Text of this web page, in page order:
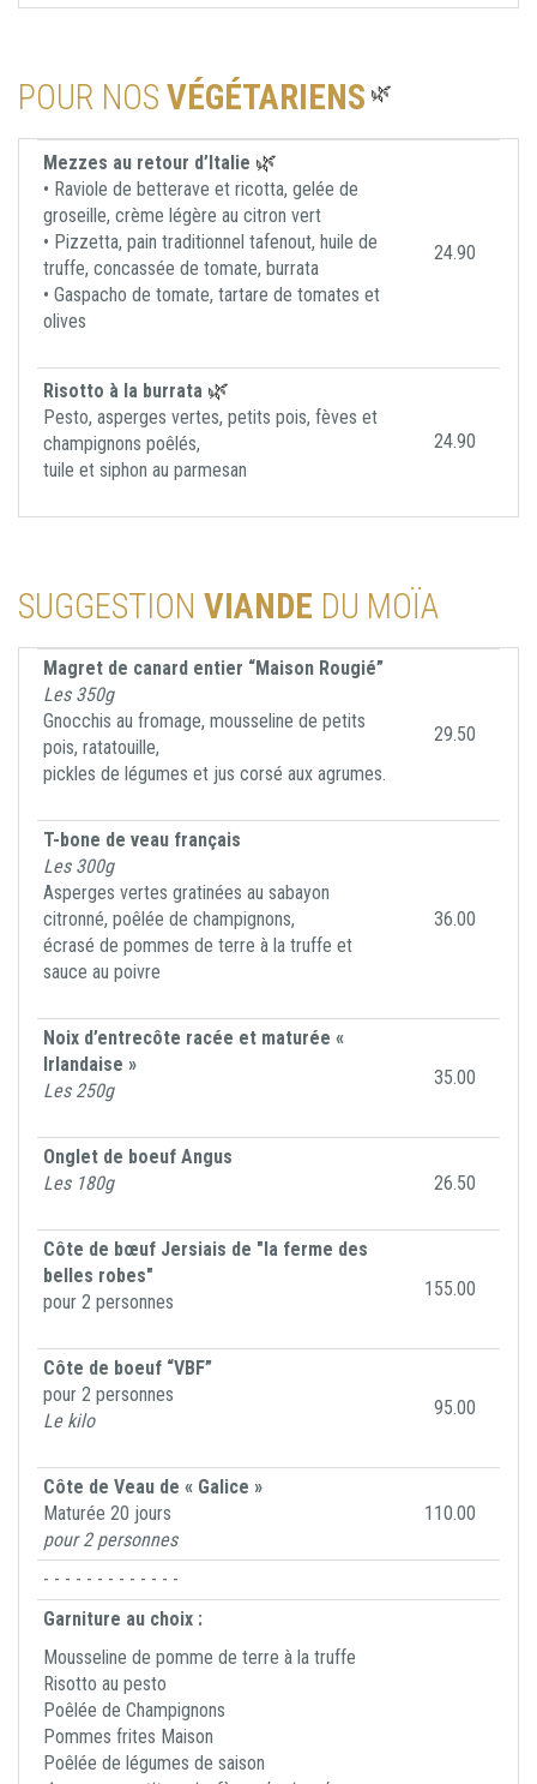
POUR NOS VÉGÉTARIENS 🌿
Mezzes au retour d’Italie 🌿
• Raviole de betterave et ricotta, gelée de
groseille, crème légère au citron vert
• Pizzetta, pain traditionnel tafenout, huile de
truffe, concassée de tomate, burrata
• Gaspacho de tomate, tartare de tomates et
olives
24.90
Risotto à la burrata 🌿
Pesto, asperges vertes, petits pois, fèves et
champignons poêlés,
tuile et siphon au parmesan
24.90
SUGGESTION VIANDE DU MOÏA
Magret de canard entier “Maison Rougié”
Les 350g
Gnocchis au fromage, mousseline de petits
pois, ratatouille,
pickles de légumes et jus corsé aux agrumes.
29.50
T-bone de veau français
Les 300g
Asperges vertes gratinées au sabayon
citronné, poêlée de champignons,
écrasé de pommes de terre à la truffe et
sauce au poivre
36.00
Noix d’entrecôte racée et maturée «
Irlandaise »
Les 250g
35.00
Onglet de boeuf Angus
Les 180g
26.50
Côte de bœuf Jersiais de "la ferme des
belles robes"
pour 2 personnes
155.00
Côte de boeuf “VBF”
pour 2 personnes
Le kilo
95.00
Côte de Veau de « Galice »
Maturée 20 jours
pour 2 personnes
110.00
- - - - - - - - - - - - -
Garniture au choix :
Mousseline de pomme de terre à la truffe
Risotto au pesto
Poêlée de Champignons
Pommes frites Maison
Poêlée de légumes de saison